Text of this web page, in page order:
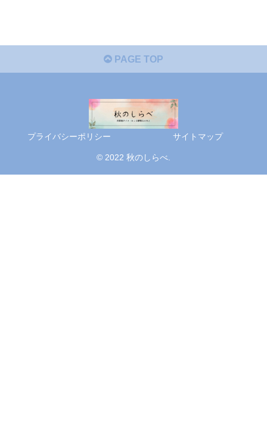
PAGE TOP
プライバシーポリシー サイトマップ
© 2022 秋のしらべ.